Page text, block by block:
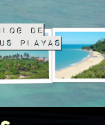
de
playas